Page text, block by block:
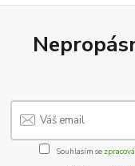
Souhlasím se